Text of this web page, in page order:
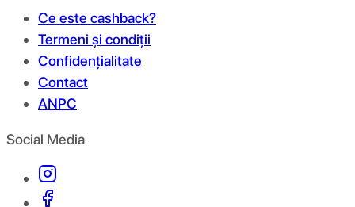
Ce este cashback?
Termeni și condiții
Confidențialitate
Contact
ANPC
Social Media